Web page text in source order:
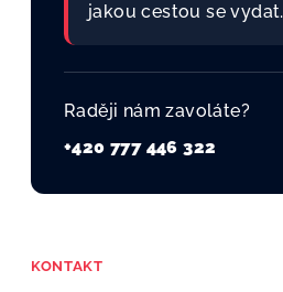
jakou cestou se vydat.
Raději nám zavoláte?
+420 777 446 322
KONTAKT